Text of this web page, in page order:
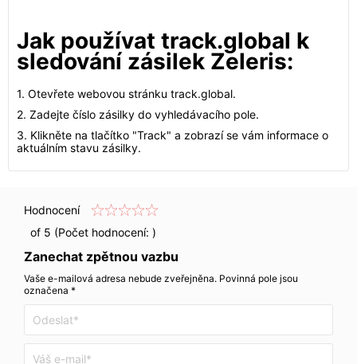
Jak používat track.global k
sledování zásilek Zeleris:
1. Otevřete webovou stránku track.global.
2. Zadejte číslo zásilky do vyhledávacího pole.
3. Klikněte na tlačítko "Track" a zobrazí se vám informace o
aktuálním stavu zásilky.
Hodnocení
of 5 (Počet hodnocení: )
Zanechat zpětnou vazbu
Vaše e-mailová adresa nebude zveřejněna. Povinná pole jsou
označena *